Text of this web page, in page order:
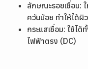
ลักษณะรอยเชื่อม:
ควันน้อย ทำให้ได้ผิ
กระแสเชื่อม: ใช้ไ
ไฟฟ้าตรง (DC)